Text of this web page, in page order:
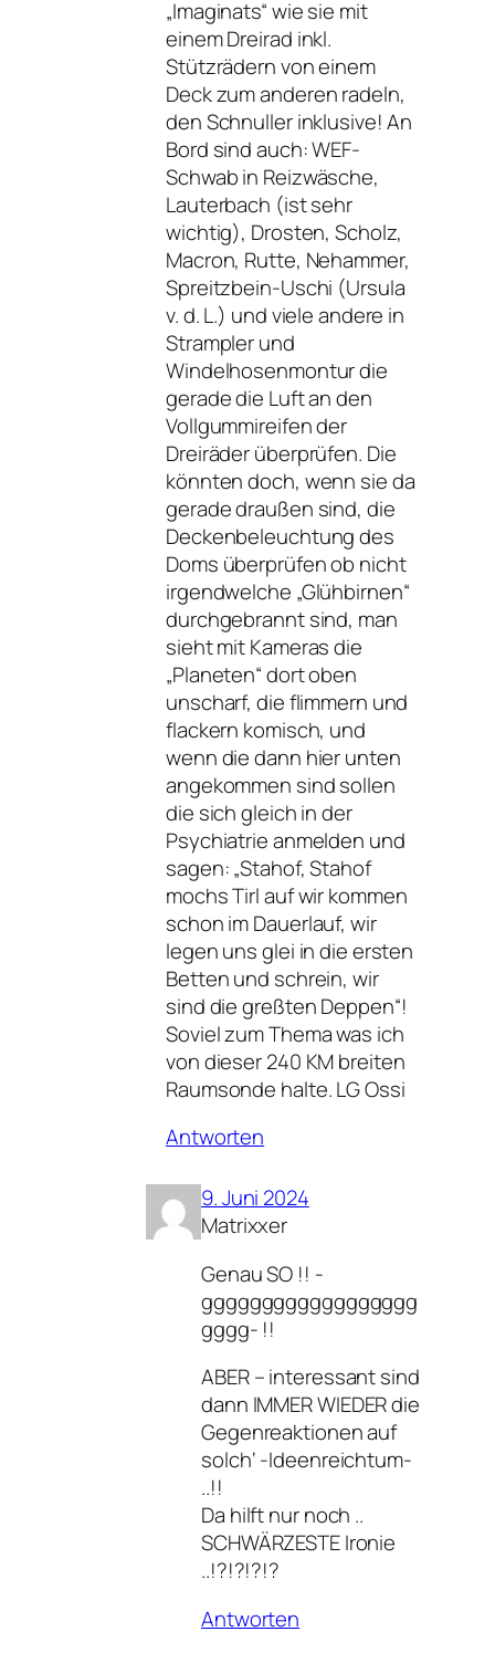
„Imaginats“ wie sie mit
einem Dreirad inkl.
Stützrädern von einem
Deck zum anderen radeln,
den Schnuller inklusive! An
Bord sind auch: WEF-
Schwab in Reizwäsche,
Lauterbach (ist sehr
wichtig), Drosten, Scholz,
Macron, Rutte, Nehammer,
Spreitzbein-Uschi (Ursula
v. d. L.) und viele andere in
Strampler und
Windelhosenmontur die
gerade die Luft an den
Vollgummireifen der
Dreiräder überprüfen. Die
könnten doch, wenn sie da
gerade draußen sind, die
Deckenbeleuchtung des
Doms überprüfen ob nicht
irgendwelche „Glühbirnen“
durchgebrannt sind, man
sieht mit Kameras die
„Planeten“ dort oben
unscharf, die flimmern und
flackern komisch, und
wenn die dann hier unten
angekommen sind sollen
die sich gleich in der
Psychiatrie anmelden und
sagen: „Stahof, Stahof
mochs Tirl auf wir kommen
schon im Dauerlauf, wir
legen uns glei in die ersten
Betten und schrein, wir
sind die greßten Deppen“!
Soviel zum Thema was ich
von dieser 240 KM breiten
Raumsonde halte. LG Ossi
Antworten
9. Juni 2024
Matrixxer
Genau SO !! -
gggggggggggggggggg
gggg- !!
ABER – interessant sind
dann IMMER WIEDER die
Gegenreaktionen auf
solch‘ -Ideenreichtum-
..!!
Da hilft nur noch ..
SCHWÄRZESTE Ironie
..!?!?!?!?
Antworten